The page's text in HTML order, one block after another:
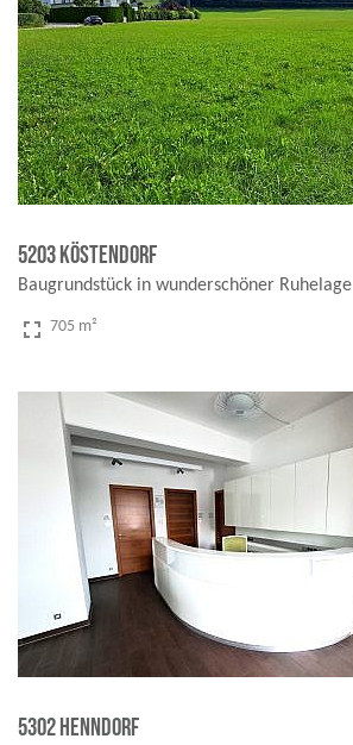
5203 Köstendorf
Baugrundstück in wunderschöner Ruhelage
fullscreen 705 m²
5302 Henndorf